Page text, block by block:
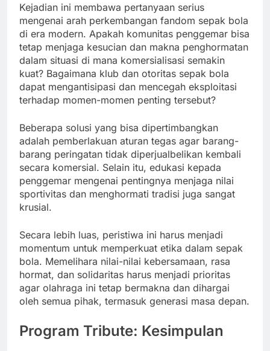
Kejadian ini membawa pertanyaan serius
mengenai arah perkembangan fandom sepak bola
di era modern. Apakah komunitas penggemar bisa
tetap menjaga kesucian dan makna penghormatan
dalam situasi di mana komersialisasi semakin
kuat? Bagaimana klub dan otoritas sepak bola
dapat mengantisipasi dan mencegah eksploitasi
terhadap momen-momen penting tersebut?
Beberapa solusi yang bisa dipertimbangkan
adalah pemberlakuan aturan tegas agar barang-
barang peringatan tidak diperjualbelikan kembali
secara komersial. Selain itu, edukasi kepada
penggemar mengenai pentingnya menjaga nilai
sportivitas dan menghormati tradisi juga sangat
krusial.
Secara lebih luas, peristiwa ini harus menjadi
momentum untuk memperkuat etika dalam sepak
bola. Memelihara nilai-nilai kebersamaan, rasa
hormat, dan solidaritas harus menjadi prioritas
agar olahraga ini tetap bermakna dan dihargai
oleh semua pihak, termasuk generasi masa depan.
Program Tribute: Kesimpulan